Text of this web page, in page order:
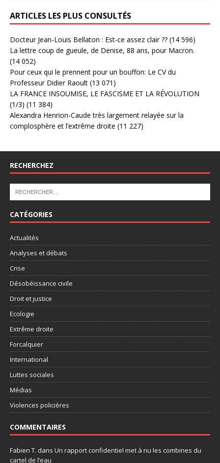
ARTICLES LES PLUS CONSULTÉS
Docteur Jean-Louis Bellaton : Est-ce assez clair ?? (14 596)
La lettre coup de gueule, de Denise, 88 ans, pour Macron.
(14 052)
Pour ceux qui le prennent pour un bouffon: Le CV du
Professeur Didier Raoult (13 071)
LA FRANCE INSOUMISE, LE FASCISME ET LA RÉVOLUTION
(1/3) (11 384)
Alexandra Henrion-Caude très largement relayée sur la
complosphère et l’extrême droite (11 227)
RECHERCHEZ
CATÉGORIES
Actualités
Analyses et débats
Crise
Désobéissance civile
Droit et justice
Ecologie
Extrême droite
Forcalquier
International
Luttes sociales
Médias
Violences policières
COMMENTAIRES
Fabien T. dans Un rapport confidentiel met à nu les combines du
cartel de l’eau